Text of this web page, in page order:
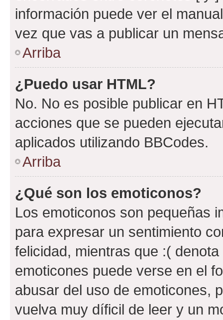
información puede ver el
vez que vas a publicar un
Arriba
¿Puedo usar HTML?
No. No es posible publicar en
acciones que se pueden
aplicados utilizando BBCodes.
Arriba
¿Qué son los emoticonos?
Los emoticonos son pequeñas
para expresar un sentimiento
felicidad, mientras que :(
emoticones puede verse en el
abusar del uso de emoticones,
vuelva muy díficil de leer y un